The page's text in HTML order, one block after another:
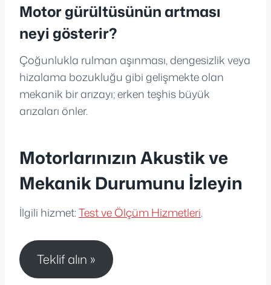
Motor gürültüsünün artması
neyi gösterir?
Çoğunlukla rulman aşınması, dengesizlik veya
hizalama bozukluğu gibi gelişmekte olan
mekanik bir arızayı; erken teşhis büyük
arızaları önler.
Motorlarınızın Akustik ve
Mekanik Durumunu İzleyin
İlgili hizmet:Test ve Ölçüm Hizmetleri.
Teklif alın »